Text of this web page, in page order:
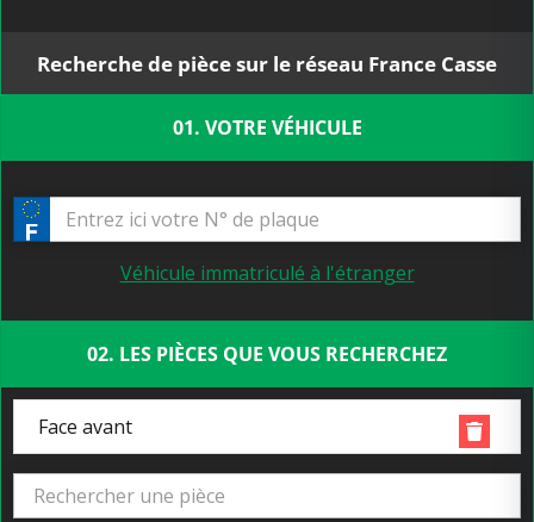
Recherche de pièce sur le réseau France Casse
01. VOTRE VÉHICULE
Véhicule immatriculé à l'étranger
02. LES PIÈCES QUE VOUS RECHERCHEZ
Face avant